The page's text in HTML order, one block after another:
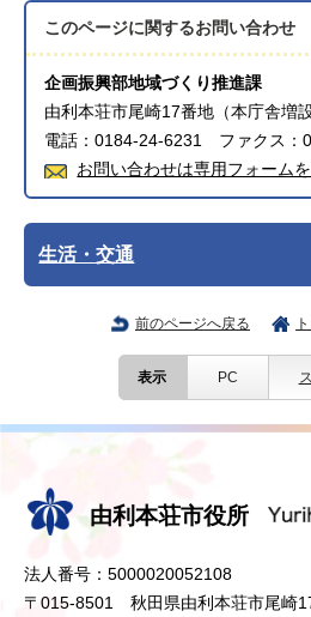
このページに関するお問い合わせ
企画振興部地域づくり推進課
由利本荘市尾崎17番地（本庁舎増
電話：0184-24-6231 ファクス：
お問い合わせは専用フォーム
生活・交通
前のページへ戻る
表示 PC
由利本荘市役所
法人番号：5000020052108
〒015-8501 秋田県由利本荘市尾崎